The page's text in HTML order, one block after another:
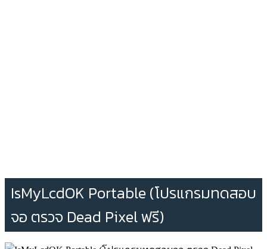
IsMyLcdOK Portable (โปรแกรมทดสอบ
จอ ตรวจ Dead Pixel ฟรี)